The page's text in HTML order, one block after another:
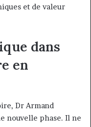
et de valeur
dans
en
Dr Armand
nouvelle phase. Il ne